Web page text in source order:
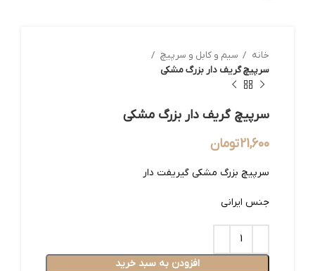
خانه
سیم و کابل و سرپیچ
سرپیچ گریف دار بزرگ مشکی
سرپیچ گریف دار بزرگ مشکی
21,600تومان
سرپیچ بزرگ مشکی گیریفت دار
جنس ایرانی
افزودن به سبد خرید